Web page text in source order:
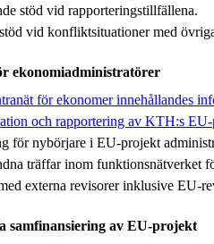
stöd vid rapporteringstillfällena.
vid konfliktsituationer med
ekonomiadministratörer
för ekonomer innehållandes
och rapportering av KTH:s
för nybörjare i EU-projekt
träffar inom funktionsnätverket
externa revisorer inklusive EU-
samfinansiering av EU-projekt